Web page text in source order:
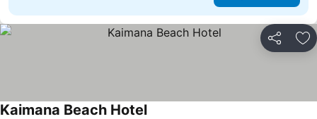
Compartir
Kaimana Beach Hotel